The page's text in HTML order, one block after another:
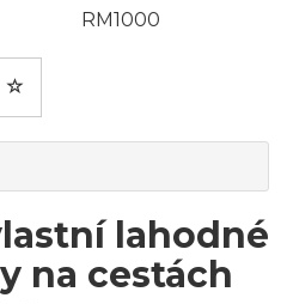
RM1000
lahodné
na cestách